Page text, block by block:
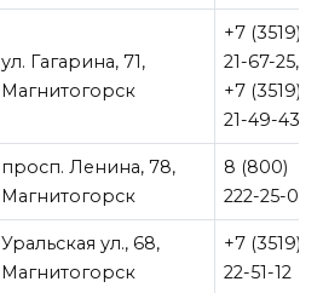
ул. Гагарина, 71,
Магнитогорск
+7 (3519)
21-67-25,
+7 (3519)
21-49-43
просп. Ленина, 78,
Магнитогорск
8 (800)
222-25-00
Уральская ул., 68,
Магнитогорск
+7 (3519)
22-51-12